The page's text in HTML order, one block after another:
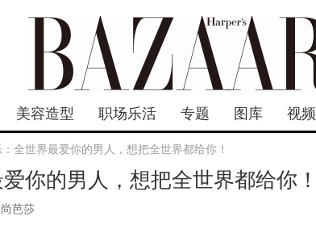
美容造型 职场乐活 专题 图库 视频
全世界最爱你的男人，想把全世界都给你！
你的男人，想把全世界都给你！
芭莎